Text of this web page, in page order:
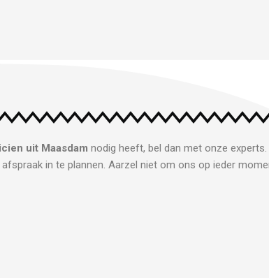
uit Maasdam nodig heeft, bel dan met onze
in te plannen. Aarzel niet om ons op ieder